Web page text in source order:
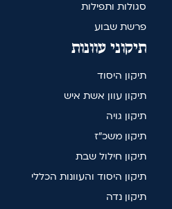
סגולות ותפילות
פרשת שבוע
תיקוני עוונות
תיקון היסוד
תיקון עוון אשת איש
תיקון גויה
תיקון משכ"ז
תיקון חילול שבת
תיקון היסוד והעוונות הכללי
תיקון נדה